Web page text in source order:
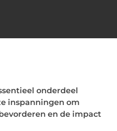
onderdeel
inspanningen om
en de impact